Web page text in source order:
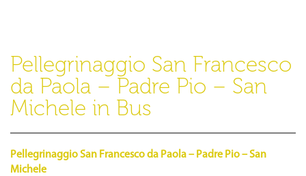
Pellegrinaggio San Francesco
da Paola – Padre Pio – San
Michele in Bus
Pellegrinaggio San Francesco da Paola – Padre Pio – San
Michele